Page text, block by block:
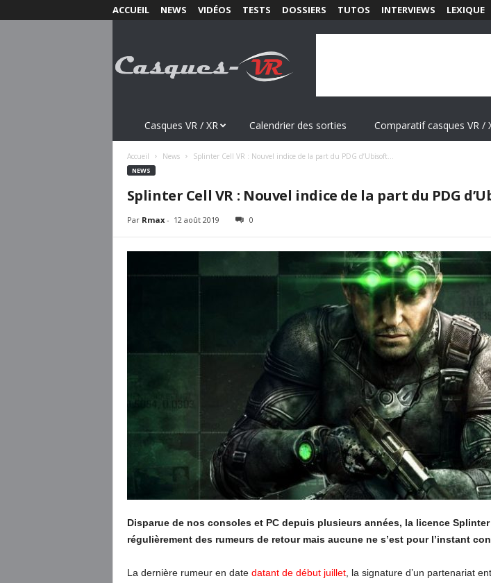
ACCUEIL NEWS VIDÉOS TESTS DOSSIERS TUTOS INTERVIEWS LEXIQUE
s
Casques VR / XR Calendrier des sorties Comparatif casques VR /
Accueil News Splinter Cell VR : Nouvel indice de la part du PDG d’Ubisoft...
NEWS
Splinter Cell VR : Nouvel indice de la part du PDG
Par Rmax- 12 août 2019 0
Disparue de nos consoles et PC depuis plusieurs années, la licence
régulièrement des rumeurs de retour mais aucune ne s’est pour l’instant
La dernière rumeur en date datant de début juillet, la signature d’un partenariat